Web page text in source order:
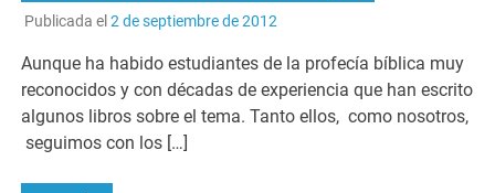
Publicada el 2 de septiembre de 2012
Aunque ha habido estudiantes de la profecía bíblica muy
reconocidos y con décadas de experiencia que han escrito
algunos libros sobre el tema. Tanto ellos, como nosotros,
seguimos con los […]